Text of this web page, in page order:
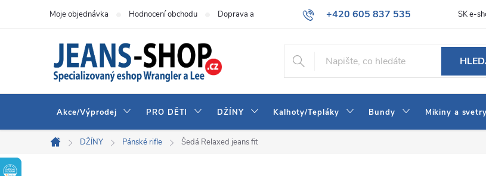
+420 605 837 535
info@jeans-shop.cz
Moje objednávka Hodnocení obchodu Doprava a platba Obchodní podmínky Naše prodejna Blog
SK e-
Akce/Výprodej PRO DĚTI DŽÍNY Kalhoty/Tepláky Bundy Mikiny a svetry
Domů
DŽÍNY Pánské rifle Šedá Relaxed jeans fit